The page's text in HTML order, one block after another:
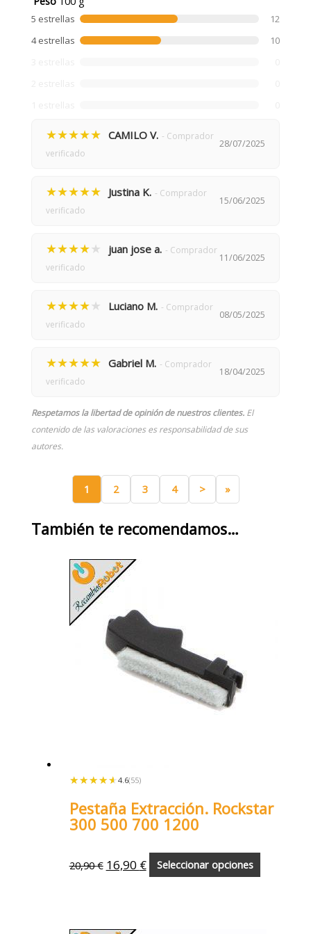
5 estrellas
12
4 estrellas
10
★★★★★ CAMILO V. - Comprador
verificado
28/07/2025
★★★★★ Justina K. - Comprador
verificado
15/06/2025
★★★★★ juan jose a. - Comprador
verificado
11/06/2025
★★★★★ Luciano M. - Comprador
verificado
08/05/2025
★★★★★ Gabriel M. - Comprador
verificado
18/04/2025
Respetamos la libertad de opinión de nuestros clientes. El
contenido de las valoraciones es responsabilidad de sus
autores.
1 2 3 4 > »
También te recomendamos…
★★★★★
★★★★★ 4.6(55)
Pestaña Extracción. Rockstar
300 500 700 1200
20,90€ 16,90 € Seleccionar opciones